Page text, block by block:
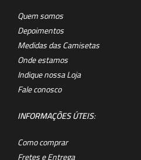
Quem somos
Depoimentos
Medidas das Camisetas
Onde estamos
Indique nossa Loja
Fale conosco
INFORMAÇÕES ÚTEIS:
Como comprar